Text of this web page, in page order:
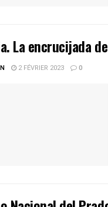
La encrucijada
2 FÉVRIER 2023 0